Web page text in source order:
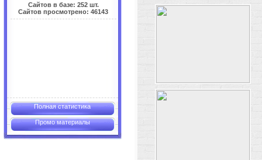
Сайтов в базе: 252 шт.
Сайтов просмотрено: 46143
Полная статистика
Промо материалы